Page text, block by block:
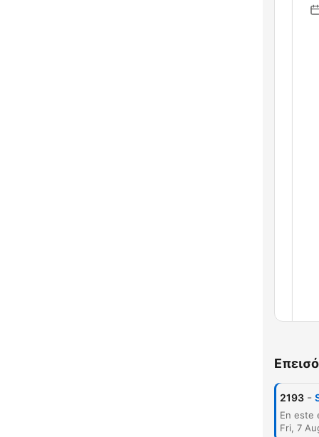
2193 -
Fri, 7